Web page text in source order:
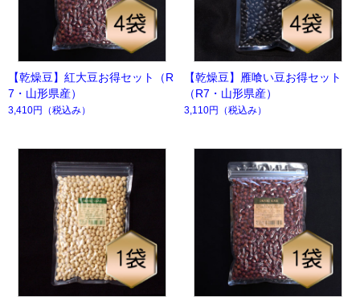
【乾燥豆】紅大豆お得セット（R
7・山形県産）
3,410円 （税込み）
【乾燥豆】雁喰い豆お得セット
（R7・山形県産）
3,110円 （税込み）